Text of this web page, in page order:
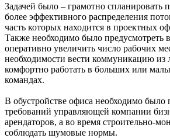
Задачей было – грамотно спланировать
более эффективного распределения
часть которых находится в проектных
Также необходимо было предусмотреть
оперативно увеличить число рабочих
необходимости вести коммуникацию из
комфортно работать в больших или
командах.
В обустройстве офиса необходимо было
требований управляющей компании
арендаторов, а во время строительно-
соблюдать шумовые нормы.